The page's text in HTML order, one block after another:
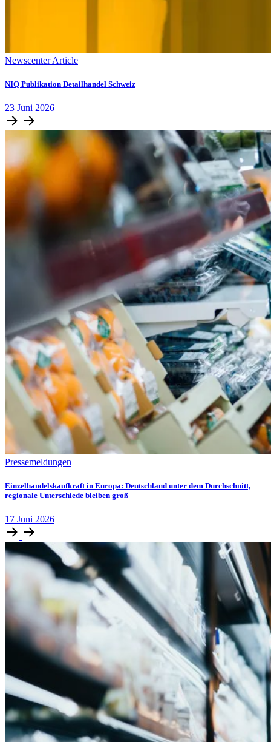
Newscenter Article
NIQ Publikation Detailhandel Schweiz
23 Juni 2026
Pressemeldungen
Einzelhandelskaufkraft in Europa: Deutschland unter dem Durchschnitt,
regionale Unterschiede bleiben groß
17 Juni 2026